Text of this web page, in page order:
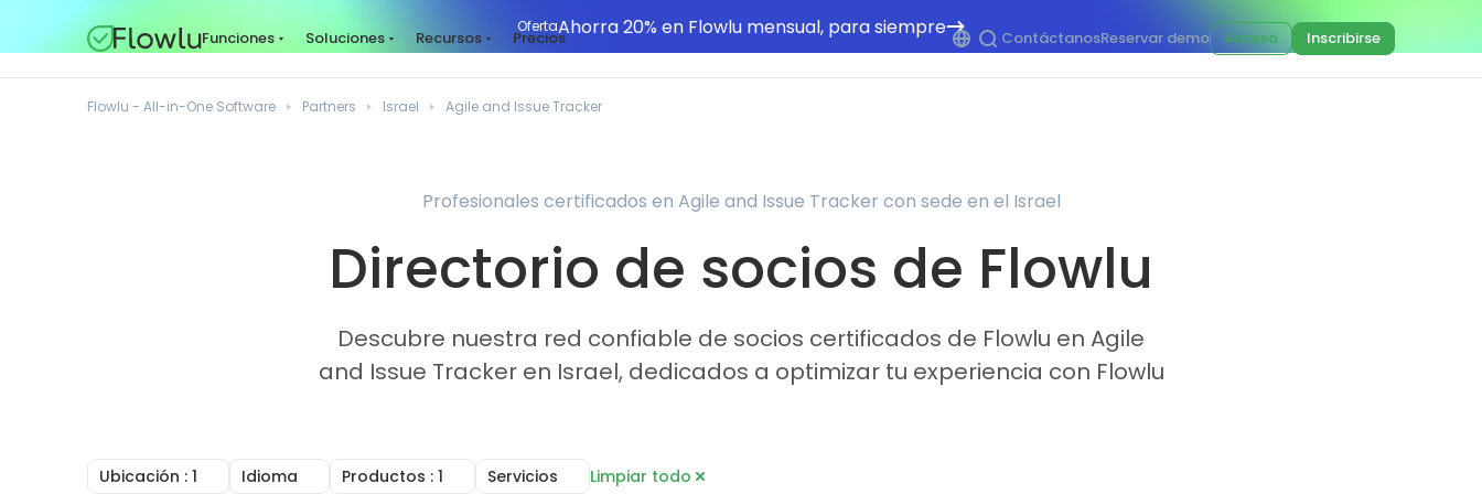
OfertaAhorra 20% en Flowlu mensual, para siempre
Funciones Soluciones Recursos Precios ContáctanosReservar demo Acceso Inscribirse
Flowlu - All-in-One Software Partners Israel Agile and Issue Tracker
Profesionales certificados en Agile and Issue Tracker con sede en el Israel
Directorio de socios de Flowlu
Descubre nuestra red confiable de socios certificados de Flowlu en Agile
and Issue Tracker en Israel, dedicados a optimizar tu experiencia con Flowlu
Ubicación : 1
Idioma
Productos : 1
Servicios
Limpiar todo